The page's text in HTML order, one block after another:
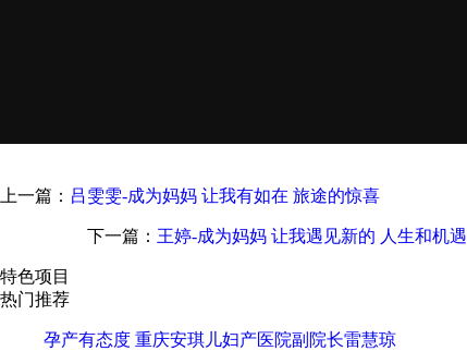
上一篇： 吕雯雯-成为妈妈 让我有如在 旅途的惊喜
下一篇： 王婷-成为妈妈 让我遇见新的 人生和机遇
特色项目
热门推荐
孕产有态度 重庆安琪儿妇产医院副院长雷慧琼